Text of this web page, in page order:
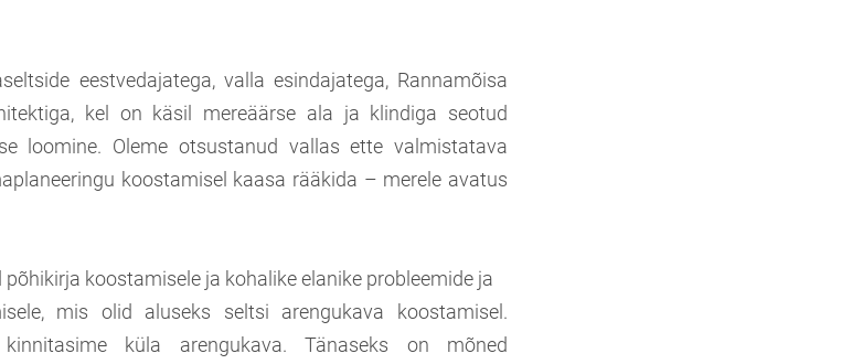
eestvedajatega, valla esindajatega, Rannamõisa
kel on käsil mereäärse ala ja klindiga seotud
loomine. Oleme otsustanud vallas ette valmistatava
koostamisel kaasa rääkida – merele avatus
koostamisele ja kohalike elanike probleemide ja
mis olid aluseks seltsi arengukava koostamisel.
kinnitasime küla arengukava. Tänaseks on mõned